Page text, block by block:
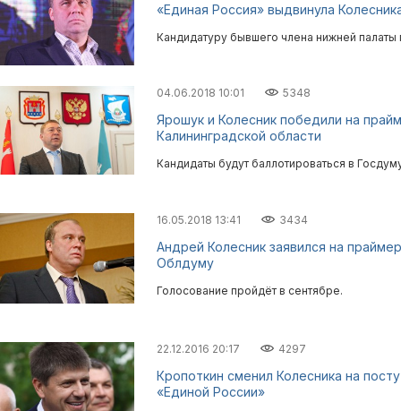
«Единая Россия» выдвинула
Кандидатуру бывшего члена нижней
04.06.2018 10:01 5348
Ярошук и Колесник победили на
Калининградской области
Кандидаты будут баллотироваться в
16.05.2018 13:41 3434
Андрей Колесник заявился на
Облдуму
Голосование пройдёт в сентябре.
22.12.2016 20:17 4297
Кропоткин сменил Колесника на
«Единой России»